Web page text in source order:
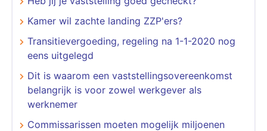
Kamer wil zachte landing ZZP'ers?
Transitievergoeding, regeling na 1-1-2020 nog
eens uitgelegd
Dit is waarom een vaststellingsovereenkomst
belangrijk is voor zowel werkgever als
werknemer
Commissarissen moeten mogelijk miljoenen